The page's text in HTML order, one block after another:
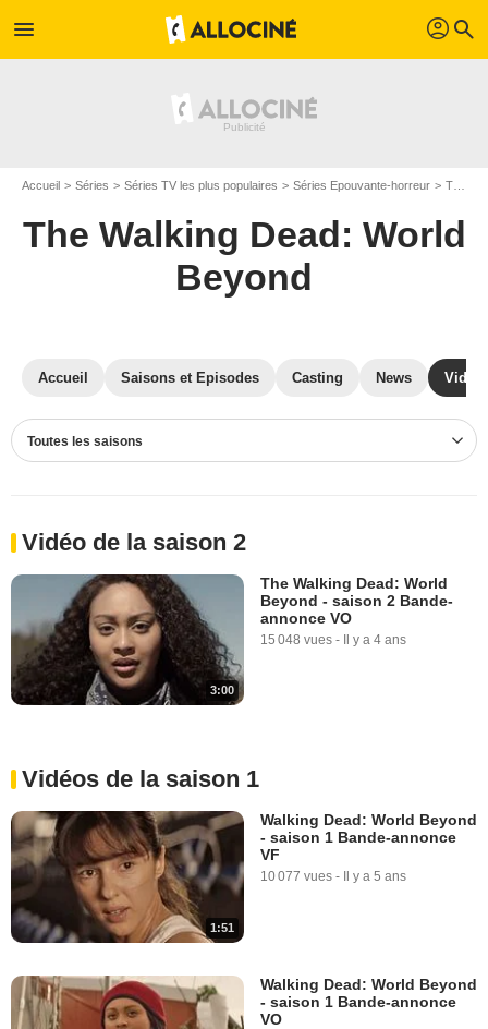
menu profil search
Accueil Séries Séries TV les plus populaires Séries Epouvante-horreur The Walking Dead: World Beyond
The Walking Dead: World
Beyond
Accueil Saisons et Episodes Casting News
Toutes les saisons
Vidéo de la saison 2
3:00
The Walking Dead: World
Beyond - saison 2 Bande-
annonce VO
15 048 vues - Il y a 4 ans
Vidéos de la saison 1
1:51
Walking Dead: World Beyond
- saison 1 Bande-annonce
VF
10 077 vues - Il y a 5 ans
Walking Dead: World Beyond
- saison 1 Bande-annonce
VO